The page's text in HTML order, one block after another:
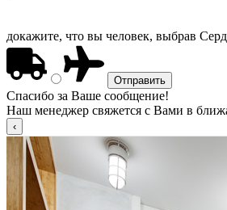
докажите, что вы человек, выбрав
Спасибо за Ваше сообщение!
Наш менеджер свяжется с Вами в